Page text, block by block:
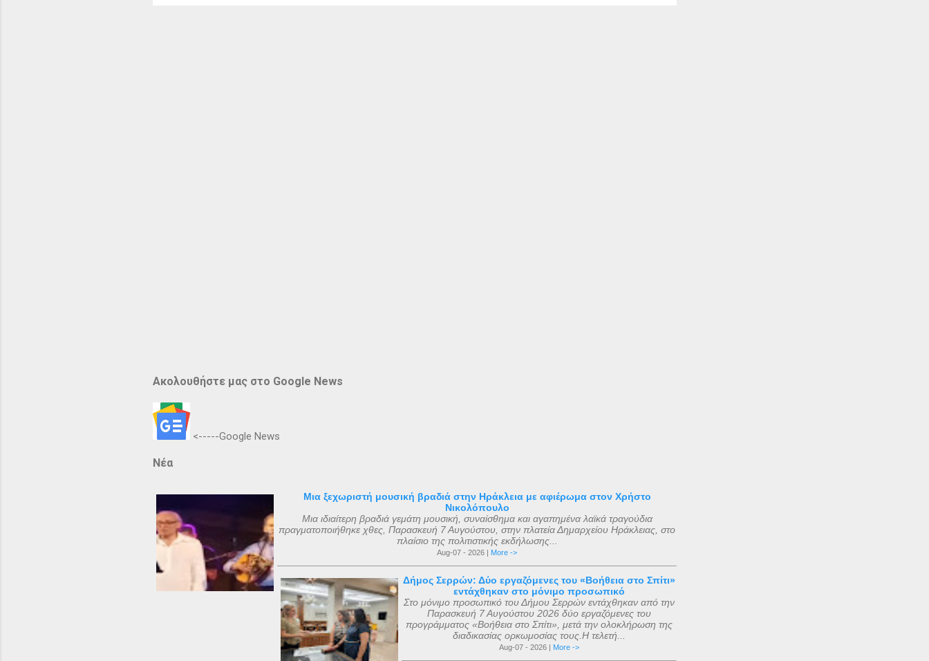
Ακολουθήστε μας στο Google News
<-----Google News
Νέα
Μια ξεχωριστή μουσική βραδιά στην Ηράκλεια με αφιέρωμα στον Χρήστο
Νικολόπουλο
Μια ιδιαίτερη βραδιά γεμάτη μουσική, συναίσθημα και αγαπημένα λαϊκά τραγούδια
πραγματοποιήθηκε χθες, Παρασκευή 7 Αυγούστου, στην πλατεία Δημαρχείου Ηράκλειας, στο
πλαίσιο της πολιτιστικής εκδήλωσης...
Aug-07 - 2026 | More ->
Δήμος Σερρών: Δύο εργαζόμενες του «Βοήθεια στο Σπίτι»
εντάχθηκαν στο μόνιμο προσωπικό
Στο μόνιμο προσωπικό του Δήμου Σερρών εντάχθηκαν από την
Παρασκευή 7 Αυγούστου 2026 δύο εργαζόμενες του
προγράμματος «Βοήθεια στο Σπίτι», μετά την ολοκλήρωση της
διαδικασίας ορκωμοσίας τους.Η τελετή...
Aug-07 - 2026 | More ->